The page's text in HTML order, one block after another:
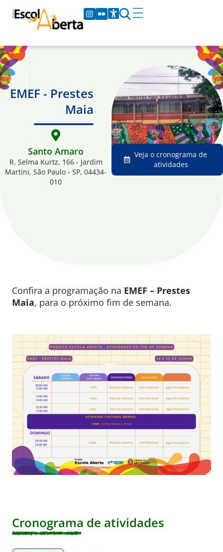
EMEF - Prestes
Maia
Santo Amaro
R. Selma Kurtz, 166 - Jardim
Martini, São Paulo - SP, 04434-
010
Veja o cronograma de
atividades
Confira a programação na EMEF – Prestes
Maia, para o próximo fim de semana.
Cronograma de atividades